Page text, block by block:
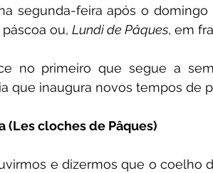
segunda-feira após o
ou, Lundi de Pâques, em
no primeiro que segue a
que inaugura novos tempos de
(Les cloches de Pâques)
e dizermos que o coelho